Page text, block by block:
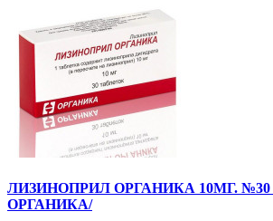
ЛИЗИНОПРИЛ ОРГАНИКА 10МГ. №30
ОРГАНИКА/